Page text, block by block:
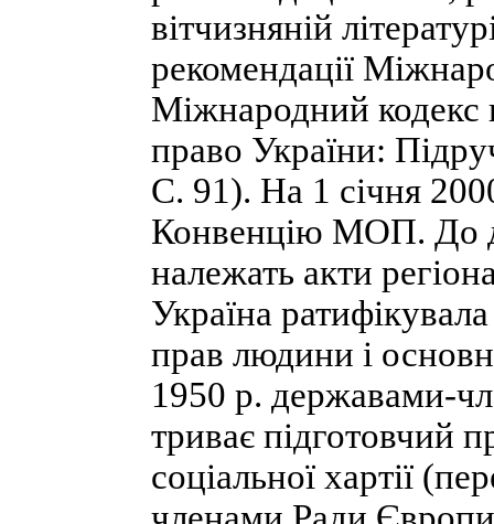
вітчизняній
рекомендації
Міжнародний кодекс
право України:
С. 91). На 1 січня
Конвенцію МОП. До
належать акти
Україна
прав людини і
1950 р. державами-
триває підготовчий
соціальної хартії